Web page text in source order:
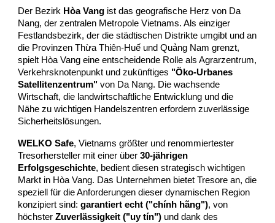
Der Bezirk Hòa Vang ist das geografische Herz von Da
Nang, der zentralen Metropole Vietnams. Als einziger
Festlandsbezirk, der die städtischen Distrikte umgibt und an
die Provinzen Thừa Thiên-Huế und Quảng Nam grenzt,
spielt Hòa Vang eine entscheidende Rolle als Agrarzentrum,
Verkehrsknotenpunkt und zukünftiges "Öko-Urbanes
Satellitenzentrum" von Da Nang. Die wachsende
Wirtschaft, die landwirtschaftliche Entwicklung und die
Nähe zu wichtigen Handelszentren erfordern zuverlässige
Sicherheitslösungen.
WELKO Safe, Vietnams größter und renommiertester
Tresorhersteller mit einer über30-jährigen
Erfolgsgeschichte, bedient diesen strategisch wichtigen
Markt in Hòa Vang. Das Unternehmen bietet Tresore an, die
speziell für die Anforderungen dieser dynamischen Region
konzipiert sind:garantiert echt ("chính hãng"), von
höchsterZuverlässigkeit ("uy tín") und dank des